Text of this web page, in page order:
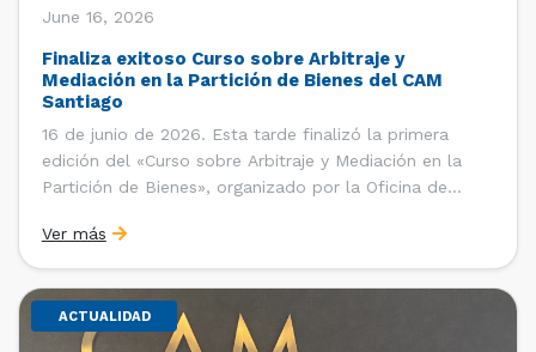
June 16, 2026
Finaliza exitoso Curso sobre Arbitraje y
Mediación en la Partición de Bienes del CAM
Santiago
16 de junio de 2026. Esta tarde finalizó la primera
edición del «Curso sobre Arbitraje y Mediación en la
Partición de Bienes», organizado por la Oficina de
Arbitraje y Mediación (CAM) de la Cámara de Comercio
de Santiago (CCS). El curso contó con […]
Ver más
ACTUALIDAD